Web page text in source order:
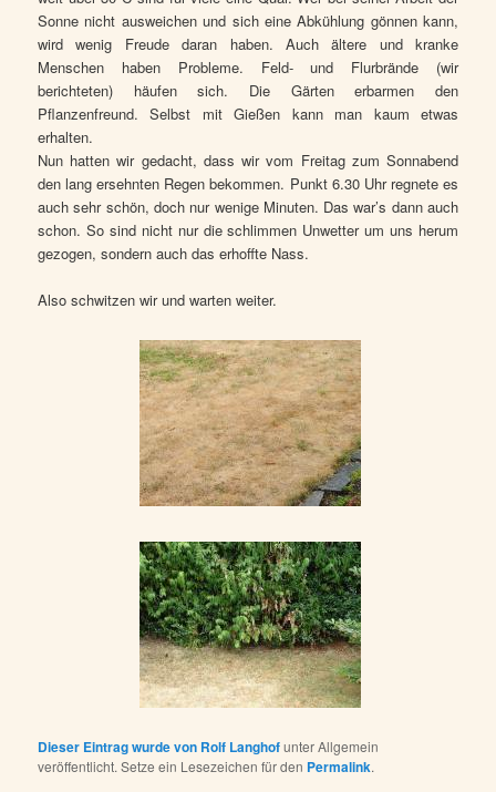
Sonne nicht ausweichen und sich eine Abkühlung gönnen kann,
wird wenig Freude daran haben. Auch ältere und kranke
Menschen haben Probleme. Feld- und Flurbrände (wir
berichteten) häufen sich. Die Gärten erbarmen den
Pflanzenfreund. Selbst mit Gießen kann man kaum etwas
erhalten.
Nun hatten wir gedacht, dass wir vom Freitag zum Sonnabend
den lang ersehnten Regen bekommen. Punkt 6.30 Uhr regnete es
auch sehr schön, doch nur wenige Minuten. Das war’s dann auch
schon. So sind nicht nur die schlimmen Unwetter um uns herum
gezogen, sondern auch das erhoffte Nass.
Also schwitzen wir und warten weiter.
Dieser Eintrag wurde von Rolf Langhofunter Allgemein
veröffentlicht. Setze ein Lesezeichen für den Permalink.